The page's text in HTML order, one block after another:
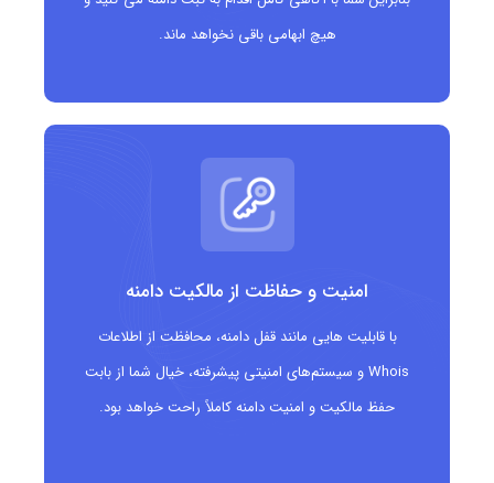
اپلیکیشن‌ها و پلتفرم‌های مرتبط با سفرهای هوایی
هیچ ابهامی باقی نخواهد ماند.
امنیت و حفاظت از مالکیت دامنه
با قابلیت هایی مانند قفل دامنه، محافظت از اطلاعات
Whois و سیستم‌های امنیتی پیشرفته، خیال شما از بابت
حفظ مالکیت و امنیت دامنه کاملاً راحت خواهد بود.